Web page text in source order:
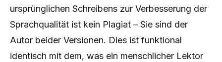
ursprünglichen Schreibens zur Verbesserung der
Sprachqualität ist kein Plagiat – Sie sind der
Autor beider Versionen. Dies ist funktional
identisch mit dem, was ein menschlicher Lektor